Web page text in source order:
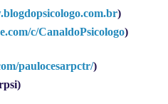
)
c/CanaldoPsicologo)
paulocesarpctr/)